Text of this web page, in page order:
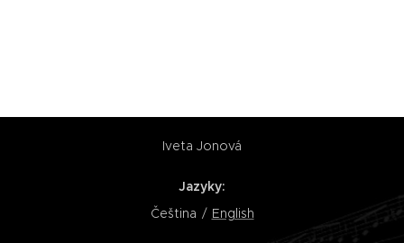
Iveta Jonová
Jazyky
Čeština
English